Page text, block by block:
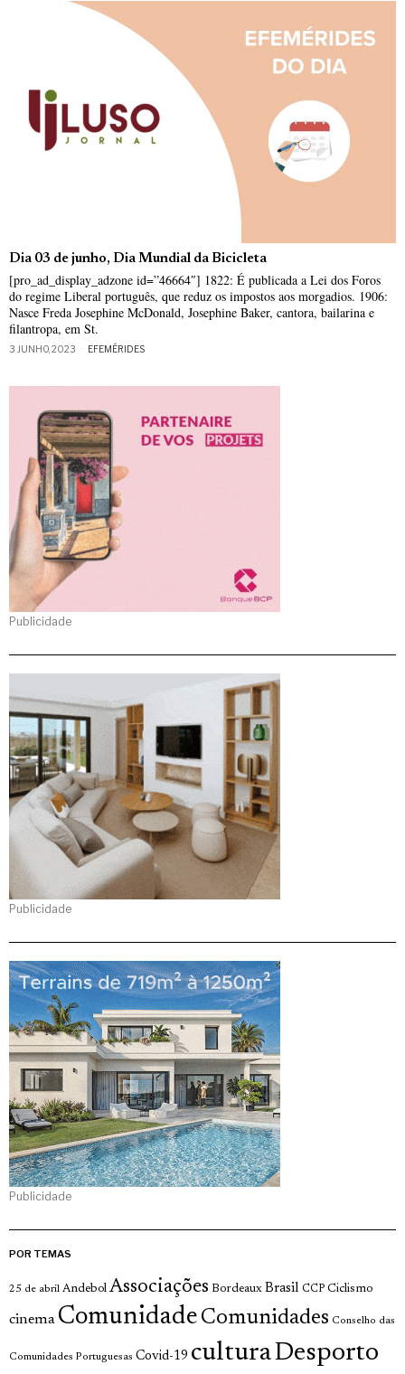
Dia 03 de junho, Dia Mundial da Bicicleta
[pro_ad_display_adzone id=”46664″] 1822: É publicada a Lei dos Foros
do regime Liberal português, que reduz os impostos aos morgadios. 1906:
Nasce Freda Josephine McDonald, Josephine Baker, cantora, bailarina e
filantropa, em St.
3 JUNHO, 2023 EFEMÉRIDES
Publicidade
Publicidade
Publicidade
POR TEMAS
25 de abril Andebol Associações Bordeaux Brasil CCP Ciclismo
cinema Comunidade Comunidades Conselho das
Comunidades Portuguesas Covid-19 culturaDesporto